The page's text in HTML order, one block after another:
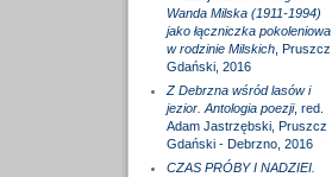
Wanda Milska (1911-1994)
jako łączniczka pokoleniowa
w rodzinie Milskich, Pruszcz
Gdański, 2016
Z Debrzna wśród lasów i
jezior. Antologia poezji, red.
Adam Jastrzębski, Pruszcz
Gdański - Debrzno, 2016
CZAS PRÓBY I NADZIEI.